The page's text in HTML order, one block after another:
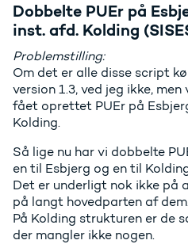
Dobbelte PUEr på
inst. afd. Kolding
Problemstilling:
Om det er alle disse script
version 1.3, ved jeg ikke,
fået oprettet PUEr på
Kolding.
Så lige nu har vi dobbelte
en til Esbjerg og en til
Det er underligt nok ikke på
på langt hovedparten af
På Kolding strukturen er de
der mangler ikke nogen.